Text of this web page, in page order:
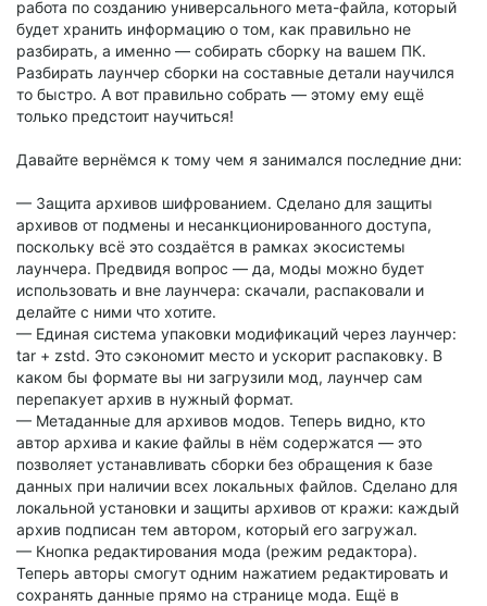
работа по созданию универсального мета-файла, который
будет хранить информацию о том, как правильно не
разбирать, а именно — собирать сборку на вашем ПК.
Разбирать лаунчер сборки на составные детали научился
то быстро. А вот правильно собрать — этому ему ещё
только предстоит научиться!
Давайте вернёмся к тому чем я занимался последние дни:
— Защита архивов шифрованием. Сделано для защиты
архивов от подмены и несанкционированного доступа,
поскольку всё это создаётся в рамках экосистемы
лаунчера. Предвидя вопрос — да, моды можно будет
использовать и вне лаунчера: скачали, распаковали и
делайте с ними что хотите.
— Единая система упаковки модификаций через лаунчер:
tar + zstd. Это сэкономит место и ускорит распаковку. В
каком бы формате вы ни загрузили мод, лаунчер сам
перепакует архив в нужный формат.
— Метаданные для архивов модов. Теперь видно, кто
автор архива и какие файлы в нём содержатся — это
позволяет устанавливать сборки без обращения к базе
данных при наличии всех локальных файлов. Сделано для
локальной установки и защиты архивов от кражи: каждый
архив подписан тем автором, который его загружал.
— Кнопка редактирования мода (режим редактора).
Теперь авторы смогут одним нажатием редактировать и
сохранять данные прямо на странице мода. Ещё в